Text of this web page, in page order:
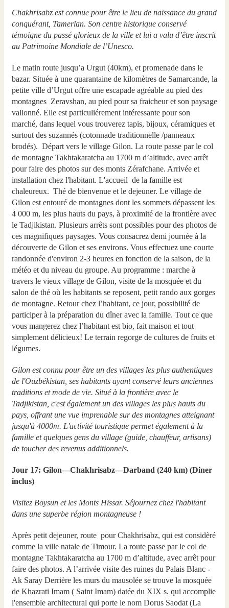
Chakhrisabz est connue pour être le lieu de naissance du grand
conquérant, Tamerlan. Son centre historique conservé
témoigne du passé glorieux de la ville et lui a valu d’être inscrit
au Patrimoine Mondiale de l’Unesco.
Le matin route jusqu’а Urgut (40km), et promenade dans le
bazar. Située à une quarantaine de kilomètres de Samarcande, la
petite ville d’Urgut offre une escapade agréable au pied des
montagnes Zeravshan, au pied pour sa fraicheur et son paysage
vallonné. Elle est particuliérement intéressante pour son
marché, dans lequel vous trouverez tapis, bijoux, céramiques et
surtout des suzannés (cotonnade traditionnelle /panneaux
brodés). Départ vers le village Gilon. La route passe par le col
de montagne Takhtakaratcha au 1700 m d’altitude, avec arrêt
pour faire des photos sur des monts Zérafchane. Arrivée et
installation chez l'habitant. L'accueil de la famille est
chaleureux. Thé de bienvenue et le dejeuner. Le village de
Gilon est entouré de montagnes dont les sommets dépassent les
4 000 m, les plus hauts du pays, à proximité de la frontière avec
le Tadjikistan. Plusieurs arrêts sont possibles pour des photos de
ces magnifiques paysages. Vous consacrez demi journée à la
découverte de Gilon et ses environs. Vous effectuez une courte
randonnée d'environ 2-3 heures en fonction de la saison, de la
météo et du niveau du groupe. Au programme : marche à
travers le vieux village de Gilon, visite de la mosquée et du
salon de thé où les habitants se reposent, petit rando aux gorges
de montagne. Retour chez l’habitant, ce jour, possibilité de
participer à la préparation du dîner avec la famille. Tout ce que
vous mangerez chez l’habitant est bio, fait maison et tout
simplement délicieux! Le terrain regorge de cultures de fruits et
légumes.
Gilon est connu pour être un des villages les plus authentiques
de l'Ouzbékistan, ses habitants ayant conservé leurs anciennes
traditions et mode de vie. Situé à la frontière avec le
Tadjikistan, c'est également un des villages les plus hauts du
pays, offrant une vue imprenable sur des montagnes atteignant
jusqu'à 4000m. L'activité touristique permet également à la
famille et quelques gens du village (guide, chauffeur, artisans)
de toucher des revenus additionnels.
Jour 17: Gilon—Chakhrisabz—Darband (240 km) (Diner
inclus)
Visitez Boysun et les Monts Hissar. Séjournez chez l'habitant
dans une superbe région montagneuse !
Après petit dejeuner, route pour Chakhrisabz, qui est considèré
comme la ville natale de Timour. La route passe par le col de
montagne Takhtakaratcha au 1700 m d’altitude, avec arrêt pour
faire des photos. A l’arrivée visite des ruines du Palais Blanc -
Ak Saray Derrière les murs du mausolée se trouve la mosquée
de Khazrati Imam ( Saint Imam) datée du XIX s. qui accomplie
l'ensemble architectural qui porte le nom Dorus Saodat (La